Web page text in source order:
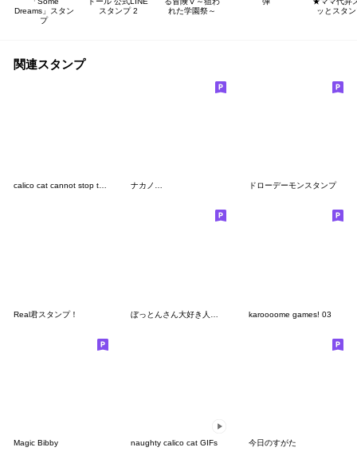
Dreams」スタン
プ
スタンプ 2
れた学園祭～
ッとスタ
関連スタンプ
calico cat cannot stop the loneliness ナカノ… ドローデーモンスタンプ
Real君スタンプ！ karoooome games! 03
Magic Bibby naughty calico cat GIFs 今日のすがた